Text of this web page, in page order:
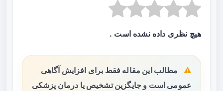
هیچ نظری داده نشده است .
مطالب این مقاله فقط برای افزایش آگاهی
عمومی است و جایگزین تشخیص یا درمان پزشکی